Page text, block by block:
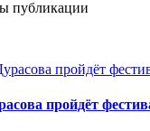
пройдёт